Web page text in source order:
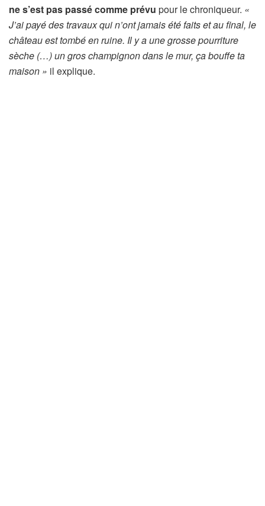
ne s’est pas passé comme prévu pour le chroniqueur. «
J’ai payé des travaux qui n’ont jamais été faits et au final, le
château est tombé en ruine. Il y a une grosse pourriture
sèche (…) un gros champignon dans le mur, ça bouffe ta
maison » il explique.